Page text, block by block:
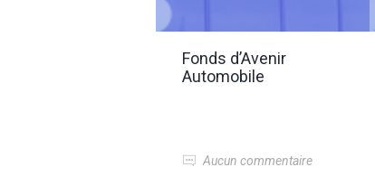
Fonds d’Avenir
Automobile
Aucun commentaire